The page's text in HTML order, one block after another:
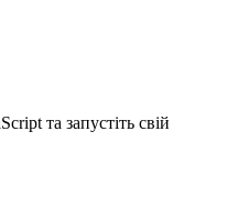
та запустіть свій